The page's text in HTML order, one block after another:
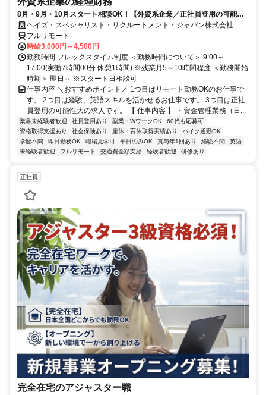
8月・9月・10月スタート相談OK！【外資系企業／正社員登用の可能性
大／700万～800万／リモート勤務OK】経理財務
ヘイズ・スペシャリスト・リクルートメント・ジャパン株式会社
フルリモート
時給3,000円～4,500円
勤務時間 フレックスタイム制度 ＜勤務時間について＞ 9:00～
17:00(実働7時間00分 休憩1時間) ※残業月5～10時間程度 ＜勤務開始
時期＞ 即日～ ※スタート日相談可
仕事内容 ＼おすすめポイント／ 1つ目はリモート勤務OKのお仕事で
す。 2つ目は経験、英語スキルを活かせるお仕事です。 3つ目は正社
員登用の可能性大の求人です。 【 仕事内容 】 ・資金管理業務（日...
業界未経験者歓迎 社員登用あり 副業・WワークOK
60代も応募可
資格取得支援あり
社会保険あり 産休・育休取得実績あり
バイク通勤OK
学歴不問
即日勤務OK 職場見学可 平日のみOK 賞与年1回あり 経験不問
英語
未経験者歓迎
フルリモート 交通費全額支給 経験者歓迎 研修あり
正社員
完全在宅のアジャスター職